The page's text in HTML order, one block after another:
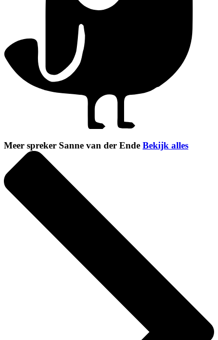
Meer spreker Sanne van der Ende Bekijk alles